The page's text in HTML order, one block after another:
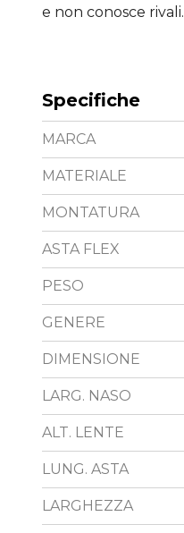
e non conosce rivali.
Specifiche
MARCA
MATERIALE
MONTATURA
ASTA FLEX
PESO
GENERE
DIMENSIONE
LARG. NASO
ALT. LENTE
LUNG. ASTA
LARGHEZZA